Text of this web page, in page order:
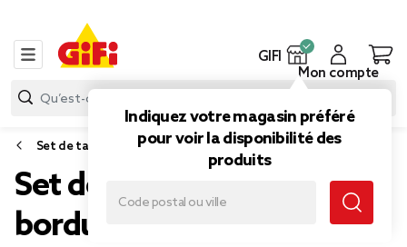
GIFI
Indiquez votre magasin préféré
pour voir la disponibilité des
produits
Mon compte
Set de table
Set de table biscuit blanc
bordure doré x6